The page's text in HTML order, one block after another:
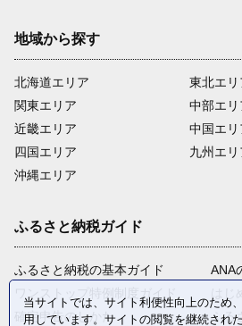
地域から探す
北海道エリア
関東エリア
近畿エリア
四国エリア
沖縄エリア
東北エリ
中部エリ
中国エリ
九州エリ
ふるさと納税ガイド
ふるさと納税の基本ガイド
確定申告のしかた
ANA
ふる
当サイトでは、サイト利便性向上のため
用しています。サイトの閲覧を継続され